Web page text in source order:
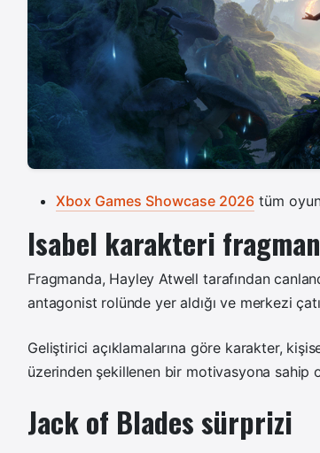
Xbox Games Showcase 2026 tüm
Isabel karakteri
Fragmanda, Hayley Atwell tarafından
antagonist rolünde yer aldığı ve merkezi
Geliştirici açıklamalarına göre karakter,
üzerinden şekillenen bir motivasyona sahip
Jack of Blades sürprizi